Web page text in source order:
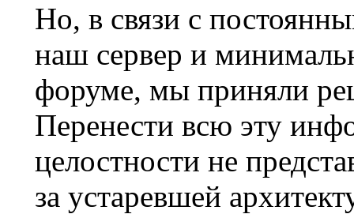
Но, в связи с
наш сервер и
форуме, мы приняли
Перенести всю эту
целостности не
за устаревшей